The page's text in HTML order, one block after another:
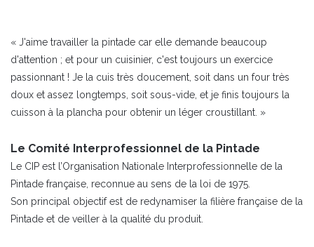
« J'aime travailler la pintade car elle demande beaucoup
d'attention ; et pour un cuisinier, c'est toujours un exercice
passionnant ! Je la cuis très doucement, soit dans un four très
doux et assez longtemps, soit sous-vide, et je finis toujours la
cuisson à la plancha pour obtenir un léger croustillant. »
Le Comité Interprofessionnel de la Pintade
Le CIP est l’Organisation Nationale Interprofessionnelle de la
Pintade française, reconnue au sens de la loi de 1975.
Son principal objectif est de redynamiser la filière française de la
Pintade et de veiller à la qualité du produit.